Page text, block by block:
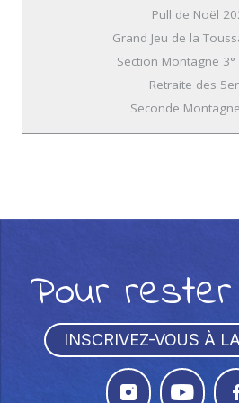
Pull de Noël
Grand Jeu de la
Section Montagne
Retraite des
Seconde
Pour
INSCRIVEZ-VOUS À
 